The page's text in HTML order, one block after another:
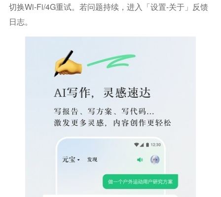
切换Wi-Fi/4G重试。若问题持续，进入「设置-关于」反馈
日志。